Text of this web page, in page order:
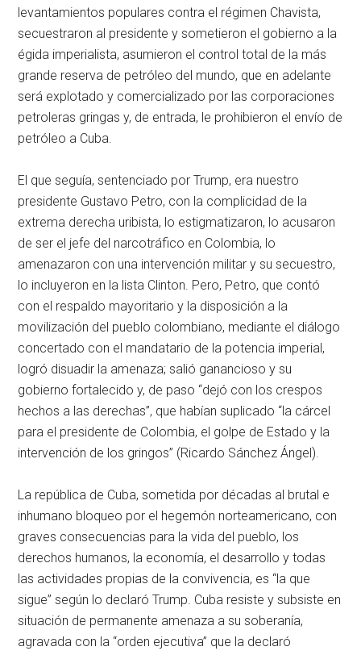
levantamientos populares contra el régimen Chavista,
secuestraron al presidente y sometieron el gobierno a la
égida imperialista, asumieron el control total de la más
grande reserva de petróleo del mundo, que en adelante
será explotado y comercializado por las corporaciones
petroleras gringas y, de entrada, le prohibieron el envío de
petróleo a Cuba.
El que seguía, sentenciado por Trump, era nuestro
presidente Gustavo Petro, con la complicidad de la
extrema derecha uribista, lo estigmatizaron, lo acusaron
de ser el jefe del narcotráfico en Colombia, lo
amenazaron con una intervención militar y su secuestro,
lo incluyeron en la lista Clinton. Pero, Petro, que contó
con el respaldo mayoritario y la disposición a la
movilización del pueblo colombiano, mediante el diálogo
concertado con el mandatario de la potencia imperial,
logró disuadir la amenaza; salió ganancioso y su
gobierno fortalecido y, de paso “dejó con los crespos
hechos a las derechas”, que habían suplicado “la cárcel
para el presidente de Colombia, el golpe de Estado y la
intervención de los gringos” (Ricardo Sánchez Ángel).
La república de Cuba, sometida por décadas al brutal e
inhumano bloqueo por el hegemón norteamericano, con
graves consecuencias para la vida del pueblo, los
derechos humanos, la economía, el desarrollo y todas
las actividades propias de la convivencia, es “la que
sigue” según lo declaró Trump. Cuba resiste y subsiste en
situación de permanente amenaza a su soberanía,
agravada con la “orden ejecutiva” que la declaró